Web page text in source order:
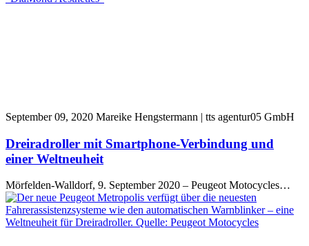
September 09, 2020 Mareike Hengstermann | tts agentur05 GmbH
Dreiradroller mit Smartphone-Verbindung und
einer Weltneuheit
Mörfelden-Walldorf, 9. September 2020 – Peugeot Motocycles…